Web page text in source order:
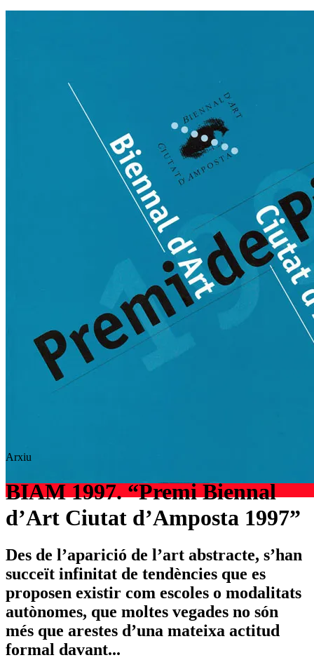
Arxiu
BIAM 1997. “Premi Biennal
d’Art Ciutat d’Amposta 1997”
Des de l’aparició de l’art abstracte, s’han
succeït infinitat de tendències que es
proposen existir com escoles o modalitats
autònomes, que moltes vegades no són
més que arestes d’una mateixa actitud
formal davant...